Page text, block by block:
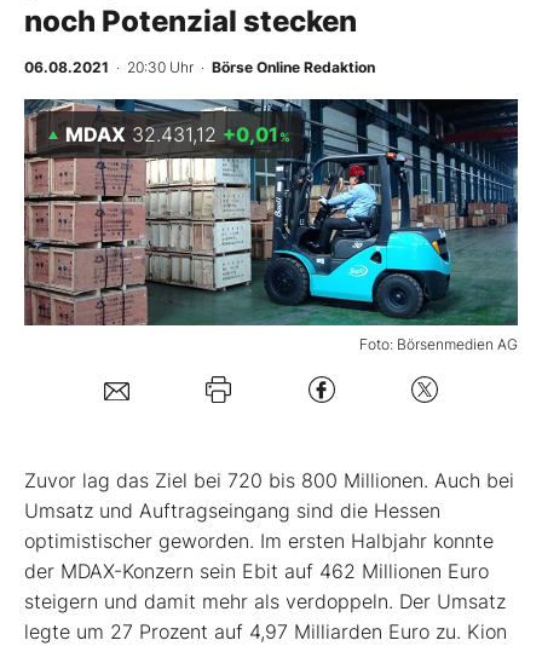
BO-Musterdepots
Experten
Mein B:O
Mein Konto
Folgen Sie uns
Kontakt
noch Potenzial stecken
06.08.2021 · 20:30 Uhr · Börse Online Redaktion
Foto: Börsenmedien AG
MDAX 32.431,12 +0,01%
Zuvor lag das Ziel bei 720 bis 800 Millionen. Auch bei
Umsatz und Auftragseingang sind die Hessen
optimistischer geworden. Im ersten Halbjahr konnte
der MDAX-Konzern sein Ebit auf 462 Millionen Euro
steigern und damit mehr als verdoppeln. Der Umsatz
legte um 27 Prozent auf 4,97 Milliarden Euro zu. Kion